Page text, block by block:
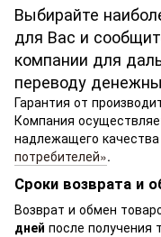
Выбирайте
для Вас и
компании для
переводу
Гарантия от
Компания
надлежащего
потребителей».
Сроки возврата и
Возврат и обмен
дней после получения